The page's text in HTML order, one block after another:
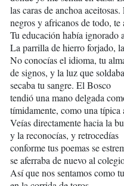
las caras de anchoa
negros y africanos de todo, te
Tu educación había ignorado
La parrilla de hierro forjado,
No conocías el idioma, tu
de signos, y la luz que soldaba
secaba tu sangre. El Bosco
tendió una mano delgada
tímidamente, como una típica
Veías directamente hacia la
y la reconocías, y retrocedías
conforme tus poemas se
se aferraba de nuevo al
Así que nos sentamos como